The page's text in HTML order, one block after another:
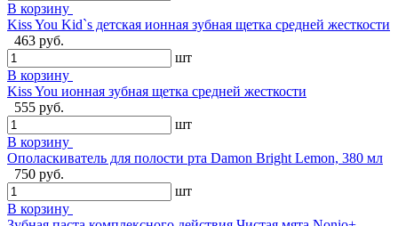
В корзину
Kiss You Kid`s детская ионная зубная щетка средней жесткости
463 руб.
шт
В корзину
Kiss You ионная зубная щетка средней жесткости
555 руб.
шт
В корзину
Ополаскиватель для полости рта Damon Bright Lemon, 380 мл
750 руб.
шт
В корзину